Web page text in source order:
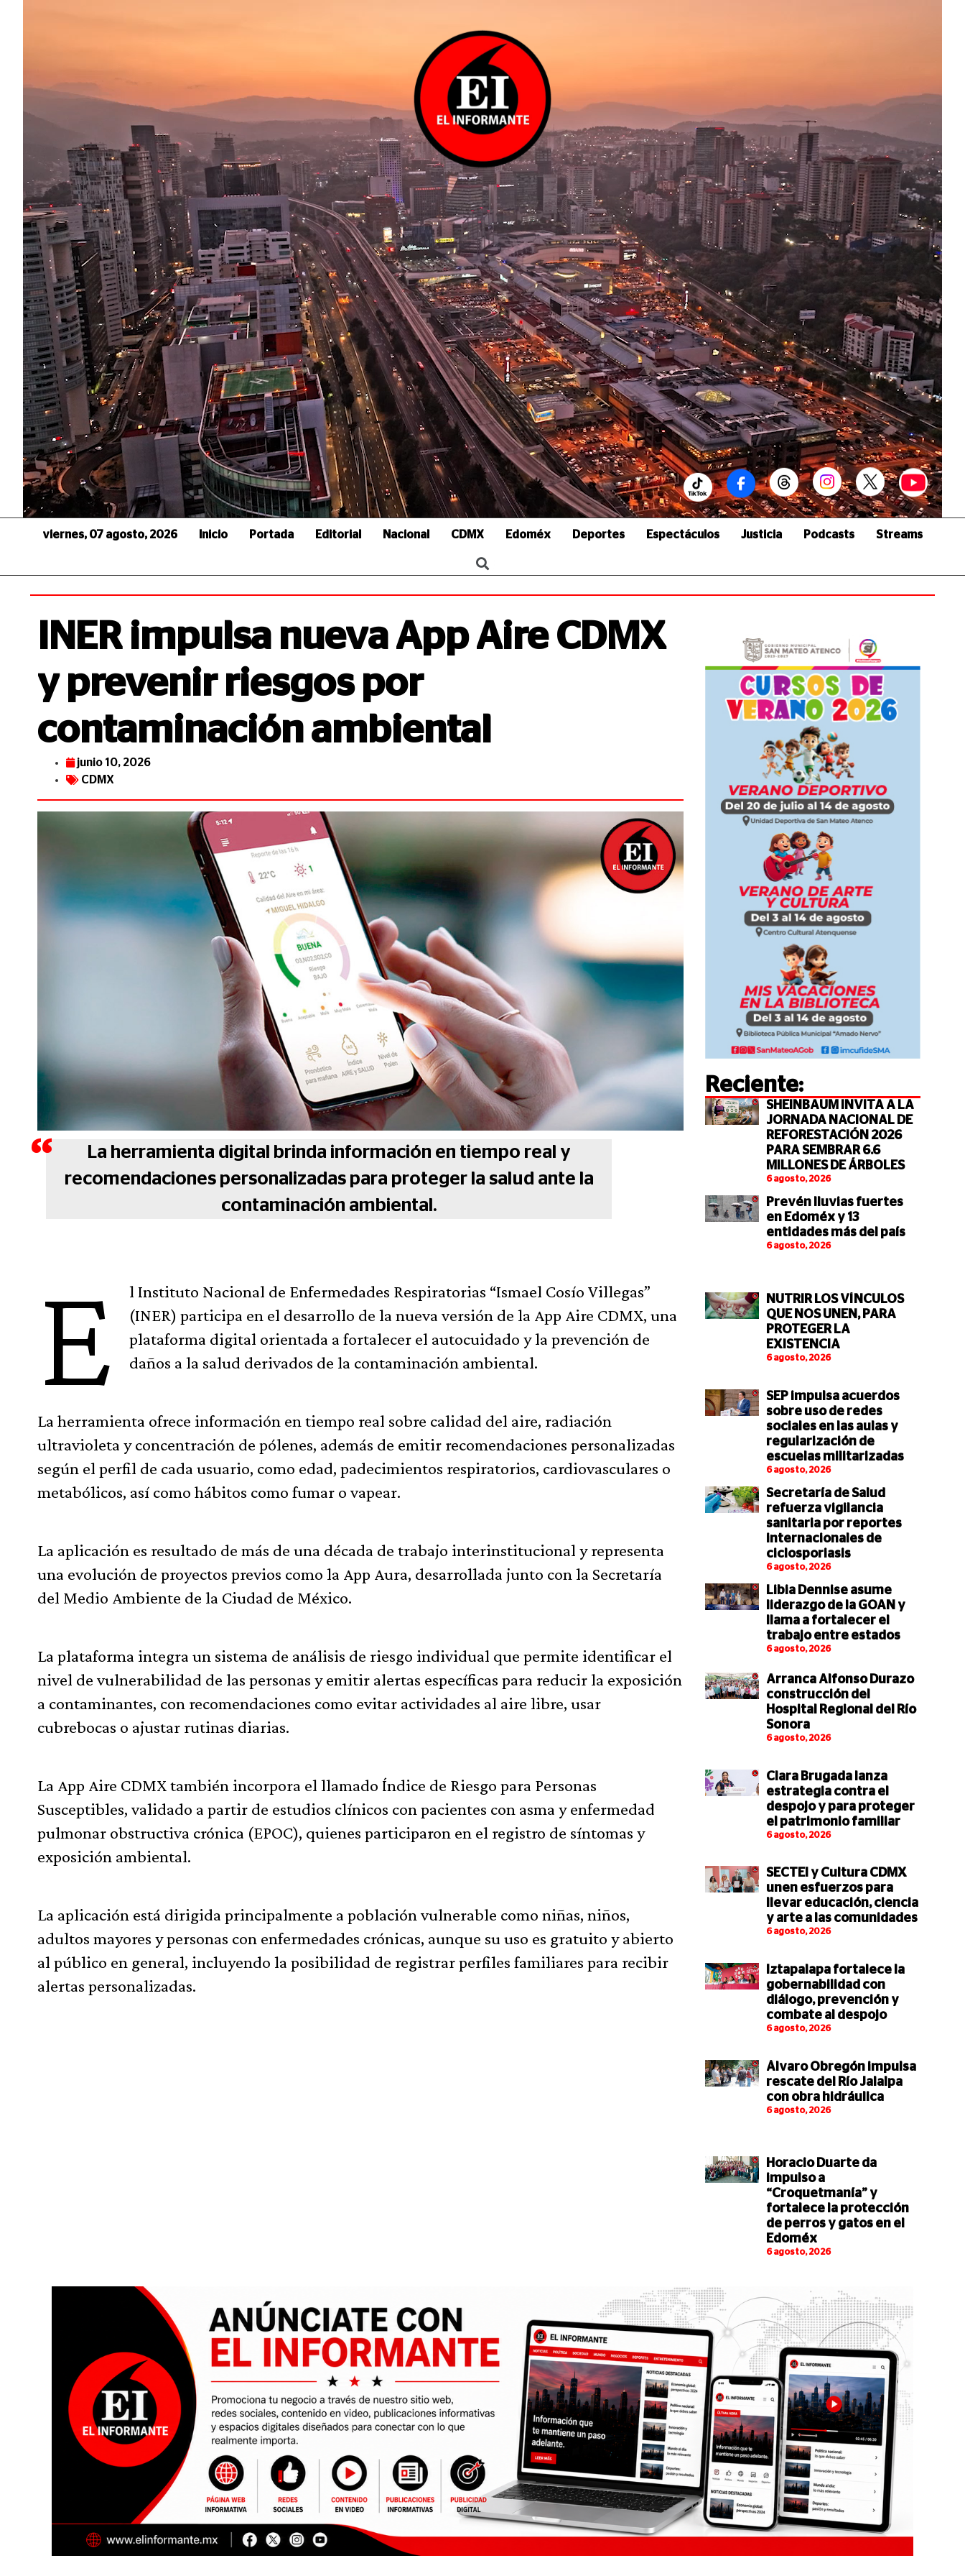
viernes, 07 agosto, 2026 Inicio Portada Editorial Nacional CDMX Edoméx Deportes Espectáculos Justicia Podcasts Streams
INER impulsa nueva App Aire CDMX
y prevenir riesgos por
contaminación ambiental
junio 10, 2026
CDMX
La herramienta digital brinda información en tiempo real y
recomendaciones personalizadas para proteger la salud ante la
contaminación ambiental.
E
l Instituto Nacional de Enfermedades Respiratorias “Ismael Cosío Villegas”
(INER) participa en el desarrollo de la nueva versión de la App Aire CDMX, una
plataforma digital orientada a fortalecer el autocuidado y la prevención de
daños a la salud derivados de la contaminación ambiental.
La herramienta ofrece información en tiempo real sobre calidad del aire, radiación
ultravioleta y concentración de pólenes, además de emitir recomendaciones personalizadas
según el perfil de cada usuario, como edad, padecimientos respiratorios, cardiovasculares o
metabólicos, así como hábitos como fumar o vapear.
La aplicación es resultado de más de una década de trabajo interinstitucional y representa
una evolución de proyectos previos como la App Aura, desarrollada junto con la Secretaría
del Medio Ambiente de la Ciudad de México.
La plataforma integra un sistema de análisis de riesgo individual que permite identificar el
nivel de vulnerabilidad de las personas y emitir alertas específicas para reducir la exposición
a contaminantes, con recomendaciones como evitar actividades al aire libre, usar
cubrebocas o ajustar rutinas diarias.
La App Aire CDMX también incorpora el llamado Índice de Riesgo para Personas
Susceptibles, validado a partir de estudios clínicos con pacientes con asma y enfermedad
pulmonar obstructiva crónica (EPOC), quienes participaron en el registro de síntomas y
exposición ambiental.
La aplicación está dirigida principalmente a población vulnerable como niñas, niños,
adultos mayores y personas con enfermedades crónicas, aunque su uso es gratuito y abierto
al público en general, incluyendo la posibilidad de registrar perfiles familiares para recibir
alertas personalizadas.
Reciente:
SHEINBAUM INVITA A LA
JORNADA NACIONAL DE
REFORESTACIÓN 2026
PARA SEMBRAR 6.6
MILLONES DE ÁRBOLES
6 agosto, 2026
Prevén lluvias fuertes
en Edoméx y 13
entidades más del país
6 agosto, 2026
NUTRIR LOS VÍNCULOS
QUE NOS UNEN, PARA
PROTEGER LA
EXISTENCIA
6 agosto, 2026
SEP impulsa acuerdos
sobre uso de redes
sociales en las aulas y
regularización de
escuelas militarizadas
6 agosto, 2026
Secretaría de Salud
refuerza vigilancia
sanitaria por reportes
internacionales de
ciclosporiasis
6 agosto, 2026
Libia Dennise asume
liderazgo de la GOAN y
llama a fortalecer el
trabajo entre estados
6 agosto, 2026
Arranca Alfonso Durazo
construcción del
Hospital Regional del Río
Sonora
6 agosto, 2026
Clara Brugada lanza
estrategia contra el
despojo y para proteger
el patrimonio familiar
6 agosto, 2026
SECTEI y Cultura CDMX
unen esfuerzos para
llevar educación, ciencia
y arte a las comunidades
6 agosto, 2026
Iztapalapa fortalece la
gobernabilidad con
diálogo, prevención y
combate al despojo
6 agosto, 2026
Álvaro Obregón impulsa
rescate del Río Jalalpa
con obra hidráulica
6 agosto, 2026
Horacio Duarte da
impulso a
“Croquetmanía” y
fortalece la protección
de perros y gatos en el
Edoméx
6 agosto, 2026